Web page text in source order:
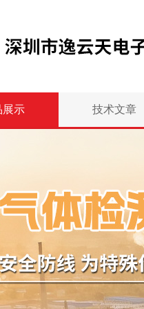
展示 技术文章